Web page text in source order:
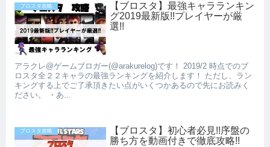
ブロスタ攻略
【ブロスタ】最強キャラランキン
グ2019最新版!!プレイヤーが厳
選!!
アラクレ@ゲームブロガー(@arakurelog)です！ 2019/2 時点でのブ
ロスタ全２２キャラの最強ランキングを紹介します！ ただし、ラン
キングする上でご了承頂きたい点がいくつかあるので先にお読みく
ださい。 ・あ...
ブロスタ攻略
【ブロスタ】初心者必見!!序盤の
勝ち方を動画付きで徹底攻略!!